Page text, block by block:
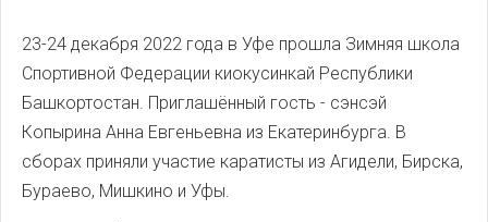
23-24 декабря 2022 года в Уфе прошла Зимняя школа
Спортивной Федерации киокусинкай Республики
Башкортостан. Приглашённый гость - сэнсэй
Копырина Анна Евгеньевна из Екатеринбурга. В
сборах приняли участие каратисты из Агидели, Бирска,
Бураево, Мишкино и Уфы.